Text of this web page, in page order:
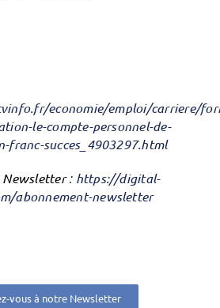
economie/emploi/carriere/
le-compte-personnel-de-
franc-succes_4903297.html
Newsletter: https://digital-
abonnement-newsletter
vous à notre Newsletter